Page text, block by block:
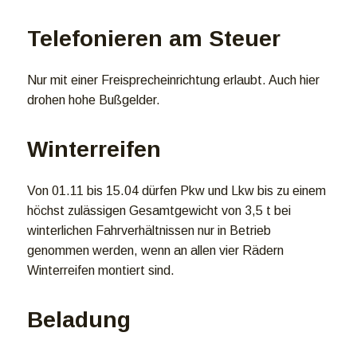
Telefonieren am Steuer
Nur mit einer Freisprecheinrichtung erlaubt. Auch hier
drohen hohe Bußgelder.
Winterreifen
Von 01.11 bis 15.04 dürfen Pkw und Lkw bis zu einem
höchst zulässigen Gesamtgewicht von 3,5 t bei
winterlichen Fahrverhältnissen nur in Betrieb
genommen werden, wenn an allen vier Rädern
Winterreifen montiert sind.
Beladung